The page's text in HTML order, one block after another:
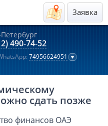
Заявка
490-74-52
74956624951
сдать позже
финансов ОАЭ